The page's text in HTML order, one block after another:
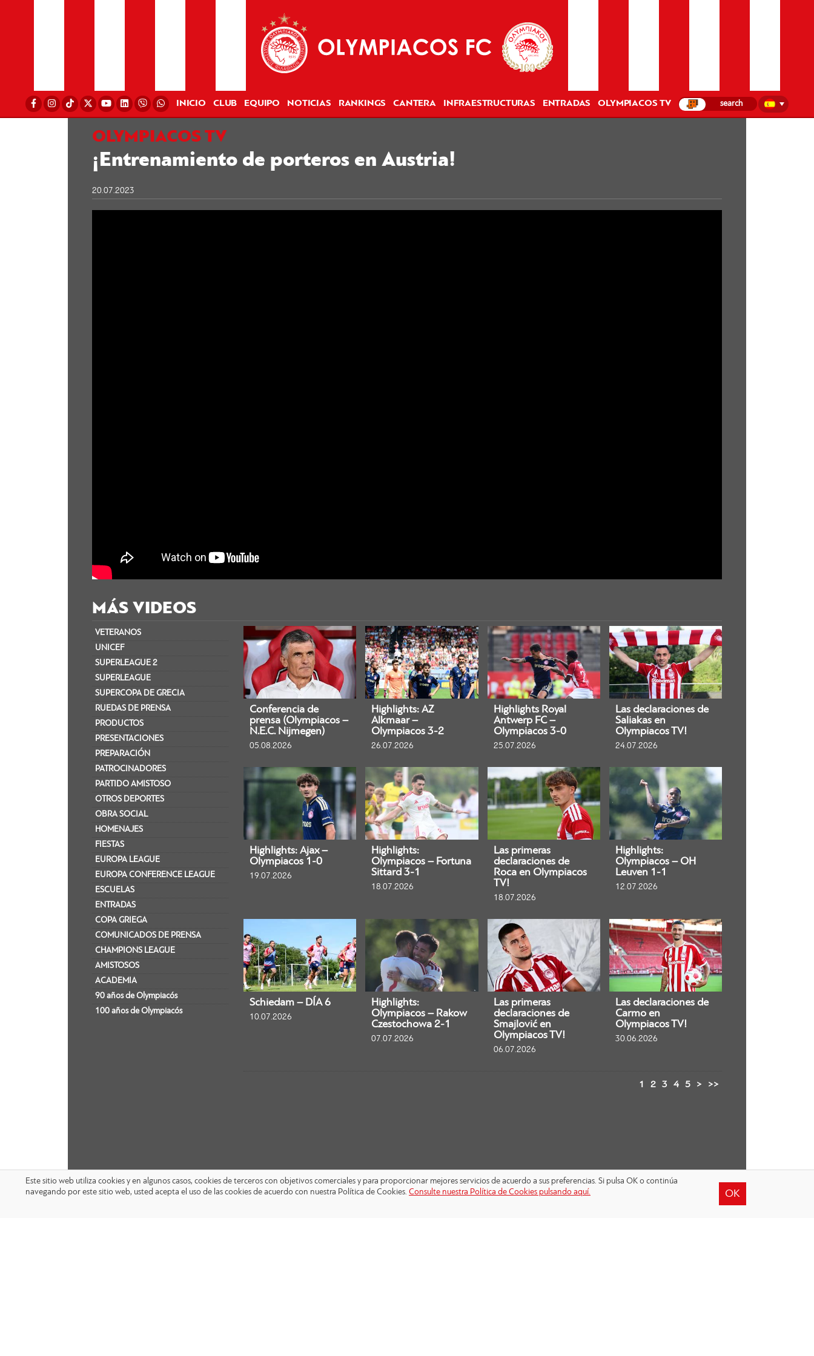
INICIO CLUB EQUIPO NOTICIAS RANKINGS CANTERA INFRAESTRUCTURAS ENTRADAS OLYMPIACOS TV
OLYMPIACOS TV
¡Entrenamiento de porteros en Austria!
20.07.2023
MÁS VIDEOS
VETERANOS
UNICEF
SUPERLEAGUE 2
SUPERLEAGUE
SUPERCOPA DE GRECIA​
RUEDAS DE PRENSA
PRODUCTOS
PRESENTACIONES
PREPARACIÓN
PATROCINADORES
PARTIDO AMISTOSO
OTROS DEPORTES
OBRA SOCIAL
HOMENAJES
FIESTAS
EUROPA LEAGUE
EUROPA CONFERENCE LEAGUE
ESCUELAS
ENTRADAS
COPA GRIEGA
COMUNICADOS DE PRENSA
CHAMPIONS LEAGUE
AMISTOSOS
ACADEMIA
90 años de Olympiacós
100 años de Olympiacós
Conferencia de
prensa (Olympiacos –
N.E.C. Nijmegen)
05.08.2026
Highlights: AZ
Alkmaar –
Olympiacos 3-2
26.07.2026
Highlights Royal
Antwerp FC –
Olympiacos 3-0
25.07.2026
Las declaraciones de
Saliakas en
Olympiacos TV!
24.07.2026
Highlights: Ajax –
Olympiacos 1-0
19.07.2026
Highlights:
Olympiacos – Fortuna
Sittard 3-1
18.07.2026
Las primeras
declaraciones de
Roca en Olympiacos
TV!
18.07.2026
Highlights:
Olympiacos – OH
Leuven 1-1
12.07.2026
Schiedam – DÍA 6
10.07.2026
Highlights:
Olympiacos – Rakow
Czestochowa 2-1
07.07.2026
Las primeras
declaraciones de
Smajlović en
Olympiacos TV!
06.07.2026
Las declaraciones de
Carmo en
Olympiacos TV!
30.06.2026
1 2 3 4 5 > >>
Este sitio web utiliza cookies y en algunos casos, cookies de terceros con objetivos comerciales y para proporcionar mejores servicios de acuerdo a sus preferencias. Si pulsa OK o continúa
navegando por este sitio web, usted acepta el uso de las cookies de acuerdo con nuestra Política de Cookies. Consulte nuestra Política de Cookies pulsando aquí. OK